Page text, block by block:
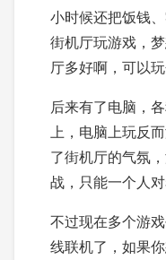
小时候还把饭钱
街机厅玩游戏，
厅多好啊，可以玩
后来有了电脑，
上，电脑上玩反
了街机厅的气氛
战，只能一个人
不过现在多个游
线联机了，如果